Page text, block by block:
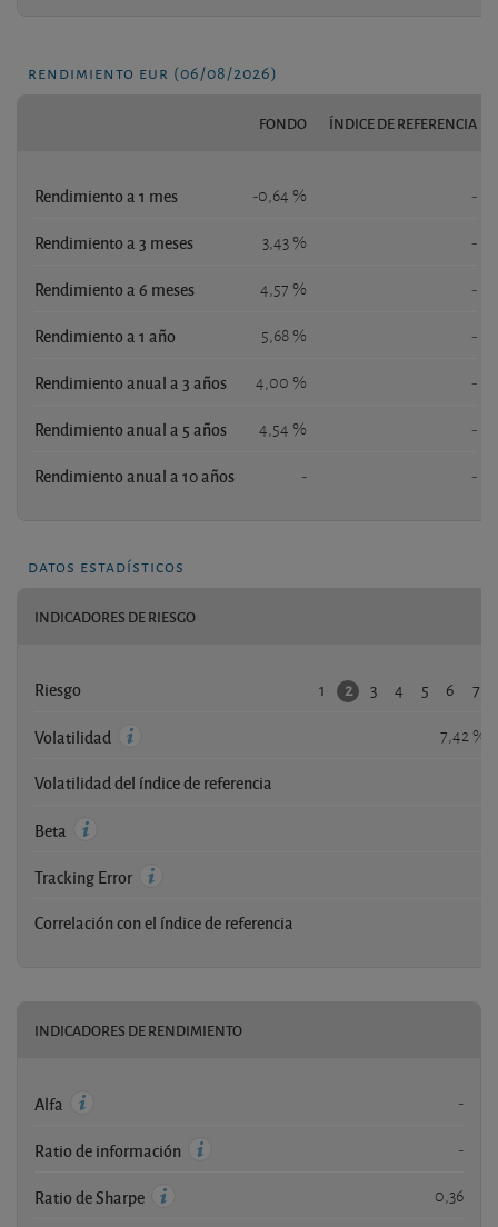
rendimiento eur (06/08/2026)
FONDO ÍNDICE DE REFERENCIA
Rendimiento a 1 mes -0,64 % -
Rendimiento a 3 meses 3,43 % -
Rendimiento a 6 meses 4,57 % -
Rendimiento a 1 año 5,68 % -
Rendimiento anual a 3 años 4,00 % -
Rendimiento anual a 5 años 4,54 % -
Rendimiento anual a 10 años - -
datos estadísticos
INDICADORES DE RIESGO
Riesgo 1 2 3 4 5 6 7
Volatilidad 7,42 %
Volatilidad del índice de referencia
Beta
Tracking Error
Correlación con el índice de referencia
INDICADORES DE RENDIMIENTO
Alfa -
Ratio de información -
Ratio de Sharpe 0,36